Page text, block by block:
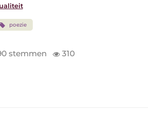
poezie
stemmen 310